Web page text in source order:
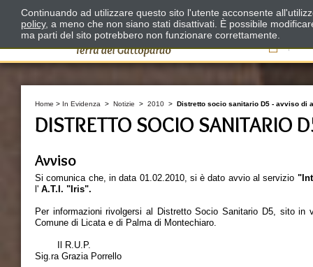
Il
Home > In Evidenza > Notizie > 2010 > Distretto socio sanitario D5 - avviso di
DISTRETTO SOCIO SANITARIO
Avviso
Si comunica che, in data 01.02.2010, si è dato avvio al servizio
l' A.T.I. "Iris".
Per informazioni rivolgersi al Distretto Socio Sanitario D5, sito
Comune di Licata e di Palma di Montechiaro.
Il R.U.P. Il Presidente
Sig.ra Grazia Porrello
Continuando ad utilizzare questo sito l'utente acconsente
policy, a meno che non siano stati disattivati. È possibile
ma parti del sito potrebbero non funzionare correttamente.